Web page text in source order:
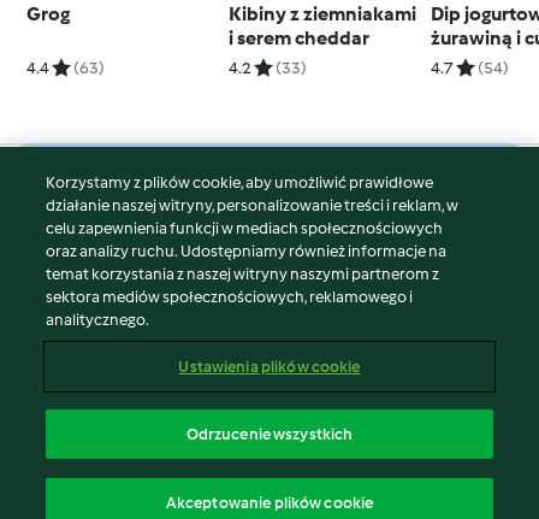
Grog
4.4 (63)
Kibiny z ziemniakami
i serem cheddar
4.2 (33)
Dip
żurawiną i
4.7 (54)
© Copyright 2026
Warunki korzystania
Polityka prywatności
Disclaimer
Znak wydawcy
Zgłoś treść
Oświadczenie o dostępności
Korzystamy z plików cookie, aby umożliwić prawidłowe
działanie naszej witryny, personalizowanie treści i reklam, w
celu zapewnienia funkcji w mediach społecznościowych
oraz analizy ruchu. Udostępniamy również informacje na
temat korzystania z naszej witryny naszymi partnerom z
sektora mediów społecznościowych, reklamowego i
analitycznego.
Ustawienia plików cookie
Odrzucenie wszystkich
Akceptowanie plików cookie